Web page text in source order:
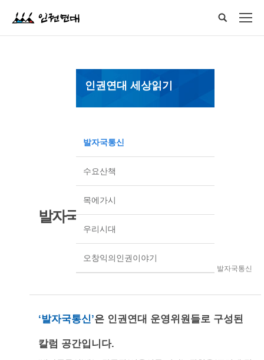
인권연대 세상읽기
발자국통신
수요산책
목에가시
우리시대
오창익의인권이야기
발자국통신
> 인권연대세상읽기 > 발자국통신
‘발자국통신’은 인권연대 운영위원들로 구성된
칼럼 공간입니다.